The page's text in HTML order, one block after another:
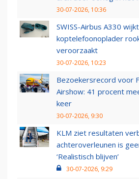
30-07-2026, 10:36
SWISS-Airbus A330
koptelefoonoplader
veroorzaakt
30-07-2026, 10:23
Bezoekersrecord voor
Airshow: 41 procent
keer
30-07-2026, 9:30
KLM ziet resultaten
achteroverleunen is
‘Realistisch blijven’
30-07-2026, 9:29